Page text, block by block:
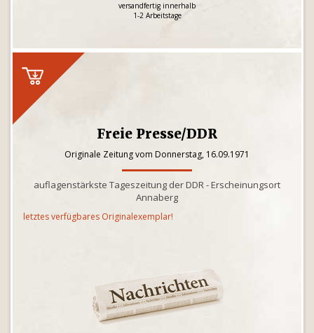
versandfertig innerhalb
1-2 Arbeitstage
Freie Presse/DDR
Originale Zeitung vom Donnerstag, 16.09.1971
auflagenstärkste Tageszeitung der DDR - Erscheinungsort
Annaberg
letztes verfügbares Originalexemplar!